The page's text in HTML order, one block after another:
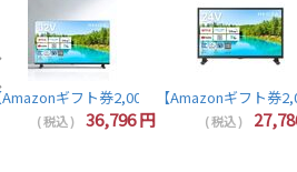
Amazonギフト券2,000円分プレゼント】東
( 税込 ) 36,796円 ( 税込 )